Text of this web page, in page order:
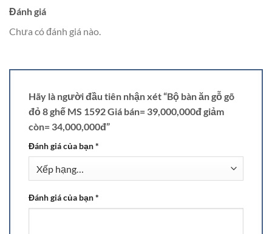
Đánh giá
Chưa có đánh giá nào.
Hãy là người đầu tiên nhận xét “Bộ bàn ăn gỗ gõ
đỏ 8 ghế MS 1592 Giá bán= 39,000,000đ giảm
còn= 34,000,000đ”
Đánh giá của bạn*
Đánh giá của bạn*